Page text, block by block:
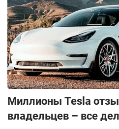
Миллионы Tesla
владельцев – все